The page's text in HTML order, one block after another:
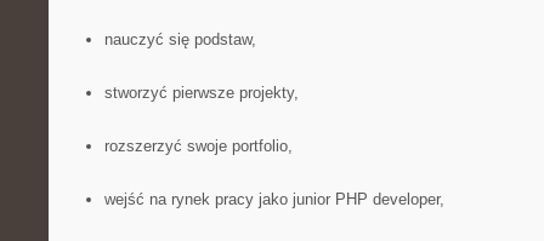
nauczyć się podstaw,
stworzyć pierwsze projekty,
rozszerzyć swoje portfolio,
wejść na rynek pracy jako junior PHP developer,